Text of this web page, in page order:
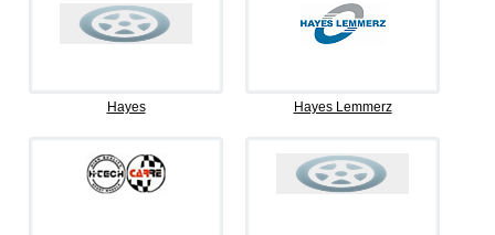
Hayes Hayes Lemmerz